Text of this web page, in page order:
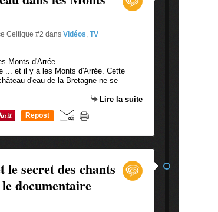
Celtique #2 dans Vidéos, TV
... et il y a les Monts d'Arrée. Cette
d'eau de la Bretagne ne se
Lire la suite
Repost
le secret des chants
documentaire